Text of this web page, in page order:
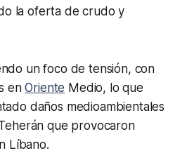
la oferta de crudo y
un foco de tensión, con
enOriente Medio, lo que
daños medioambientales
que provocaron
Líbano.